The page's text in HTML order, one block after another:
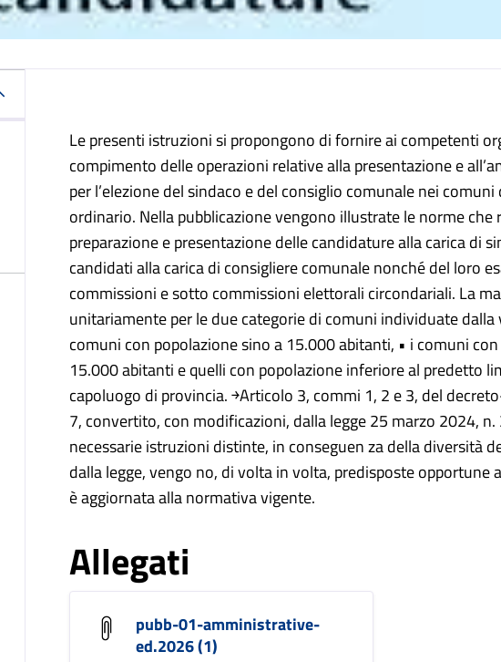
Le presenti istruzioni si propongono di fornire ai competenti
compimento delle operazioni relative alla presentazione e
per l’elezione del sindaco e del consiglio comunale nei
ordinario. Nella pubblicazione vengono illustrate le norme
preparazione e presentazione delle candidature alla carica di
candidati alla carica di consigliere comunale nonché del loro
commissioni e sotto commissioni elettorali circondariali. La
unitariamente per le due categorie di comuni individuate dalla
comuni con popolazione sino a 15.000 abitanti, • i comuni
15.000 abitanti e quelli con popolazione inferiore al predetto
capoluogo di provincia. ￫Articolo 3, commi 1, 2 e 3, del
7, convertito, con modificazioni, dalla legge 25 marzo 2024,
necessarie istruzioni distinte, in conseguen za della diversità
dalla legge, vengo no, di volta in volta, predisposte opportune
è aggiornata alla normativa vigente.
Allegati
pubb-01-amministrative-
ed.2026 (1)